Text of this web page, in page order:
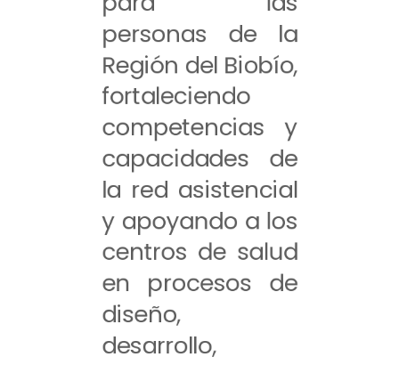
personas de la
Región del Biobío,
fortaleciendo
competencias y
capacidades de
la red asistencial
y apoyando a los
centros de salud
en procesos de
diseño,
desarrollo,